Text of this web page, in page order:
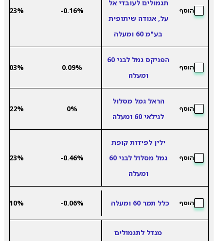
הוסף
תגמולים לעובדי אל
על, אגודה שיתופית
בע"מ 60 ומעלה
-0.16%
5.23%
הוסף
הפניקס גמל לבני 60
ומעלה
0.09%
4.03%
הוסף
הראל גמל מסלול
לגילאי 60 ומעלה
0%
5.22%
הוסף
ילין לפידות קופת
גמל מסלול לבני 60
ומעלה
-0.46%
3.23%
הוסף כלל תמר 60 ומעלה -0.06%
5.10%
מגדל לתגמולים